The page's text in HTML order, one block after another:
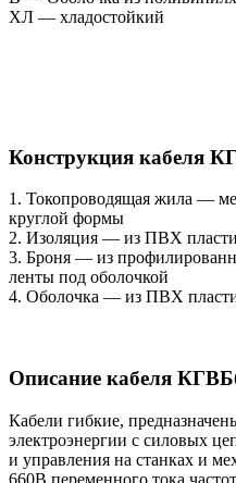
ХЛ — хладостойкий
Конструкция кабеля
1. Токопроводящая жила —
круглой формы
2. Изоляция — из ПВХ
3. Броня — из
ленты под оболочкой
4. Оболочка — из ПВХ
Описание кабеля
Кабели гибкие,
электроэнергии с силовых
и управления на станках и
660В переменного тока